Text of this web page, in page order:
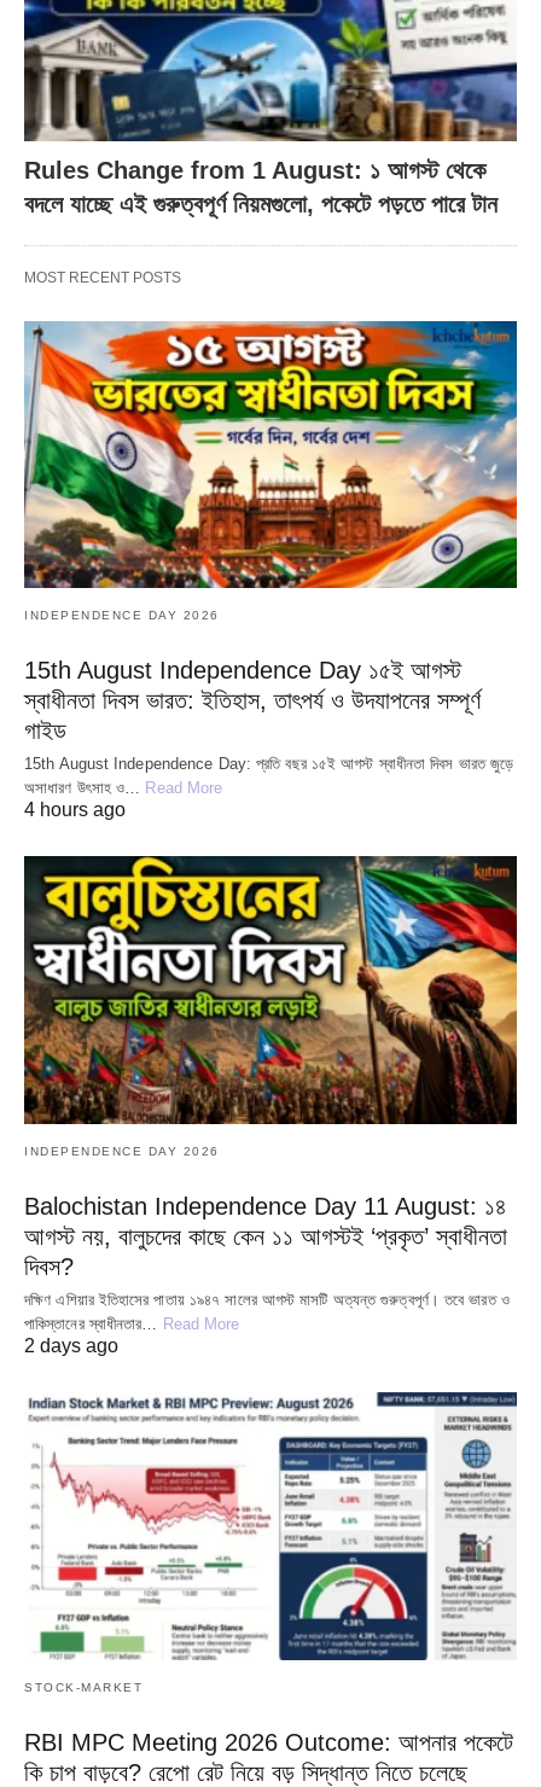
Rules Change from 1 August: ১ আগস্ট থেকে
বদলে যাচ্ছে এই গুরুত্বপূর্ণ নিয়মগুলো, পকেটে পড়তে পারে টান
MOST RECENT POSTS
INDEPENDENCE DAY 2026
15th August Independence Day ১৫ই আগস্ট
স্বাধীনতা দিবস ভারত: ইতিহাস, তাৎপর্য ও উদযাপনের সম্পূর্ণ
গাইড
15th August Independence Day: প্রতি বছর ১৫ই আগস্ট স্বাধীনতা দিবস ভারত জুড়ে
অসাধারণ উৎসাহ ও… Read More
4 hours ago
INDEPENDENCE DAY 2026
Balochistan Independence Day 11 August: ১৪
আগস্ট নয়, বালুচদের কাছে কেন ১১ আগস্টই ‘প্রকৃত’ স্বাধীনতা
দিবস?
দক্ষিণ এশিয়ার ইতিহাসের পাতায় ১৯৪৭ সালের আগস্ট মাসটি অত্যন্ত গুরুত্বপূর্ণ। তবে ভারত ও
পাকিস্তানের স্বাধীনতার…
Read More
2 days ago
STOCK-MARKET
RBI MPC Meeting 2026 Outcome: আপনার পকেটে
কি চাপ বাড়বে? রেপো রেট নিয়ে বড় সিদ্ধান্ত নিতে চলেছে